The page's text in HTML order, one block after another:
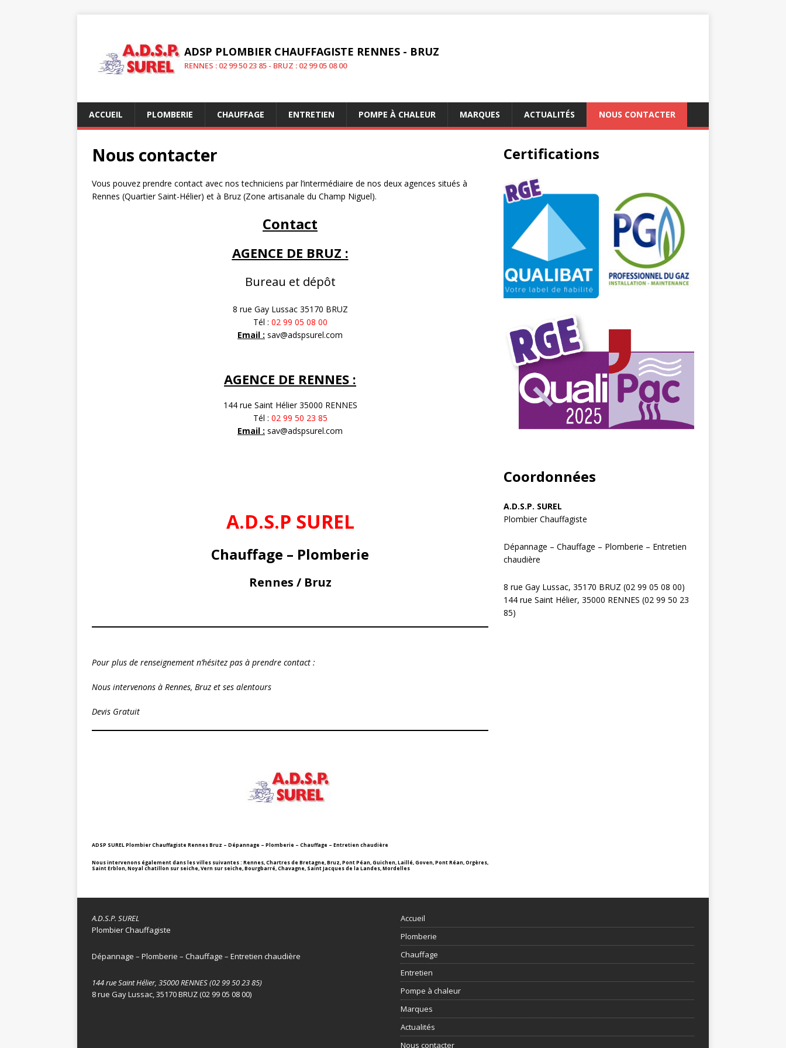
ADSP PLOMBIER CHAUFFAGISTE RENNES - BRUZ
RENNES : 02 99 50 23 85 - BRUZ : 02 99 05 08 00
ACCUEIL PLOMBERIE CHAUFFAGE ENTRETIEN POMPE À CHALEUR MARQUES ACTUALITÉS NOUS CONTACTER
Nous contacter
Vous pouvez prendre contact avec nos techniciens par l’intermédiaire de nos deux agences situés à
Rennes (Quartier Saint-Hélier) et à Bruz (Zone artisanale du Champ Niguel).
Contact
AGENCE DE BRUZ :
Bureau et dépôt
8 rue Gay Lussac 35170 BRUZ
Tél : 02 99 05 08 00
Email : sav@adspsurel.com
AGENCE DE RENNES :
144 rue Saint Hélier 35000 RENNES
Tél : 02 99 50 23 85
Email : sav@adspsurel.com
A.D.S.P SUREL
Chauffage – Plomberie
Rennes / Bruz
Pour plus de renseignement n’hésitez pas à prendre contact :
Nous intervenons à Rennes, Bruz et ses alentours
Devis Gratuit
ADSP SUREL Plombier Chauffagiste Rennes Bruz – Dépannage – Plomberie – Chauffage – Entretien chaudière
Nous intervenons également dans les villes suivantes : Rennes, Chartres de Bretagne, Bruz, Pont Péan, Guichen, Laillé, Goven, Pont Réan, Orgères,
Saint Erblon, Noyal chatillon sur seiche, Vern sur seiche, Bourgbarré, Chavagne, Saint Jacques de la Landes, Mordelles
Certifications
Coordonnées
A.D.S.P. SUREL
Plombier Chauffagiste
Dépannage – Chauffage – Plomberie – Entretien
chaudière
8 rue Gay Lussac, 35170 BRUZ (02 99 05 08 00)
144 rue Saint Hélier, 35000 RENNES (02 99 50 23
85)
A.D.S.P. SUREL
Plombier Chauffagiste
Dépannage – Plomberie – Chauffage – Entretien chaudière
144 rue Saint Hélier, 35000 RENNES (02 99 50 23 85)
8 rue Gay Lussac, 35170 BRUZ (02 99 05 08 00)
Accueil
Plomberie
Chauffage
Entretien
Pompe à chaleur
Marques
Actualités
Nous contacter